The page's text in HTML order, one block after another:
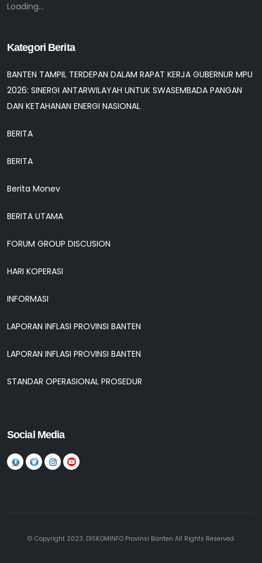
Loading...
Kategori Berita
BANTEN TAMPIL TERDEPAN DALAM RAPAT KERJA GUBERNUR MPU
2026: SINERGI ANTARWILAYAH UNTUK SWASEMBADA PANGAN
DAN KETAHANAN ENERGI NASIONAL
BERITA
BERITA
Berita Monev
BERITA UTAMA
FORUM GROUP DISCUSION
HARI KOPERASI
INFORMASI
LAPORAN INFLASI PROVINSI BANTEN
LAPORAN INFLASI PROVINSI BANTEN
STANDAR OPERASIONAL PROSEDUR
Social Media
© Copyright 2023. DISKOMINFO Provinsi Banten All Rights Reserved.